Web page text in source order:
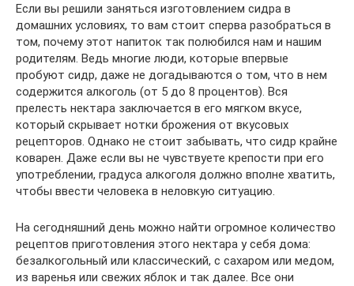
Если вы решили заняться изготовлением сидра в
домашних условиях, то вам стоит сперва разобраться в
том, почему этот напиток так полюбился нам и нашим
родителям. Ведь многие люди, которые впервые
пробуют сидр, даже не догадываются о том, что в нем
содержится алкоголь (от 5 до 8 процентов). Вся
прелесть нектара заключается в его мягком вкусе,
который скрывает нотки брожения от вкусовых
рецепторов. Однако не стоит забывать, что сидр крайне
коварен. Даже если вы не чувствуете крепости при его
употреблении, градуса алкоголя должно вполне хватить,
чтобы ввести человека в неловкую ситуацию.
На сегодняшний день можно найти огромное количество
рецептов приготовления этого нектара у себя дома:
безалкогольный или классический, с сахаром или медом,
из варенья или свежих яблок и так далее. Все они